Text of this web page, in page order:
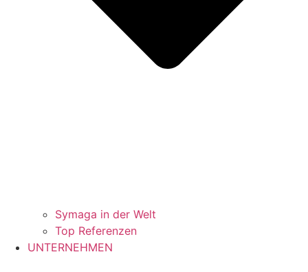
Symaga in der Welt
Top Referenzen
UNTERNEHMEN